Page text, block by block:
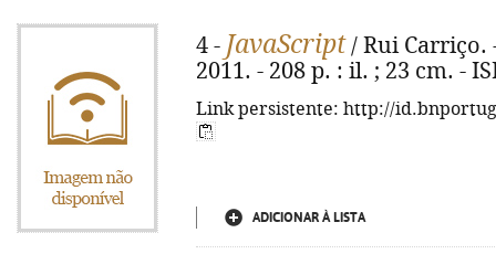
4 - JavaScript/ Rui Carriço.
2011. - 208 p. : il. ; 23 cm. -
Link persistente: http://
ADICIONAR À LISTA